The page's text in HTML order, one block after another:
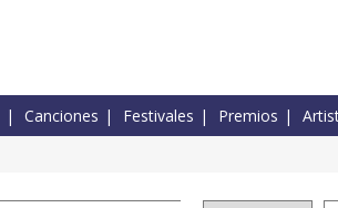
Canciones Festivales Premios